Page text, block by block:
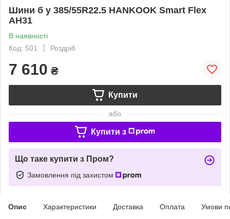
Шини б у 385/55R22.5 HANKOOK Smart Flex
AH31
В наявності
Код: 501
Роздріб
7 610 ₴
Купити
або
Купити з
Що таке купити з Пром?
Замовлення під захистом
Опис Характеристики Доставка Оплата Умови